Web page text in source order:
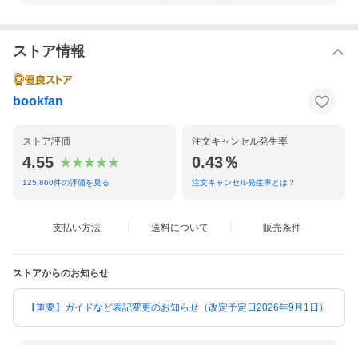
ストア情報
bookfan
ストア評価
4.55
125,860件の評価を見る
注文キャンセル発生率
0.43％
注文キャンセル発生率とは？
支払い方法 送料について 販売条件
ストアからのお知らせ
【重要】ガイドなど表記変更のお知らせ（改定予定日2026年9月1日）